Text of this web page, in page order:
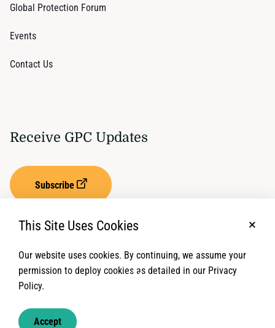
Global Protection Forum
Events
Contact Us
Receive GPC Updates
Subscribe
Privacy Settings Term of Service
This Site Uses Cookies
Our website uses cookies. By continuing, we assume your
permission to deploy cookies as detailed in our Privacy
Policy.
Accept